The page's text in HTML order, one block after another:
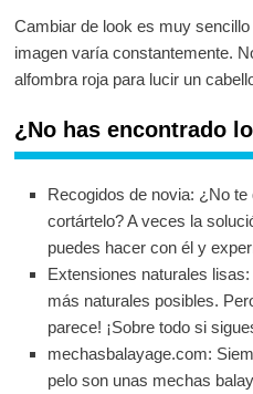
Cambiar de look es muy
imagen varía constantemente.
alfombra roja para lucir un
¿No has encontrado
Recogidos de novia: ¿No te
cortártelo? A veces la
puedes hacer con él y
Extensiones naturales
más naturales posibles.
parece! ¡Sobre todo si
mechasbalayage.com:
pelo son unas mechas